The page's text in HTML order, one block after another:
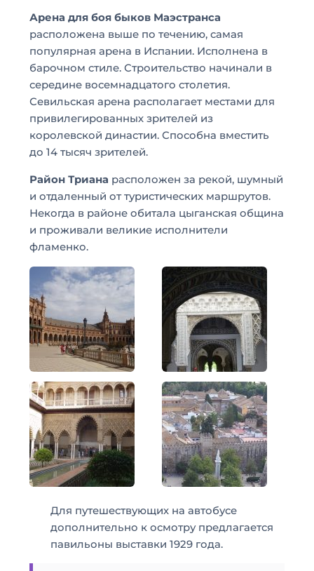
Арена для боя быков Маэстранса
расположена выше по течению, самая
популярная арена в Испании. Исполнена в
барочном стиле. Строительство начинали в
середине восемнадцатого столетия.
Севильская арена располагает местами для
привилегированных зрителей из
королевской династии. Способна вместить
до 14 тысяч зрителей.
Район Триана расположен за рекой, шумный
и отдаленный от туристических маршрутов.
Некогда в районе обитала цыганская община
и проживали великие исполнители
фламенко.
Для путешествующих на автобусе
дополнительно к осмотру предлагается
павильоны выставки 1929 года.